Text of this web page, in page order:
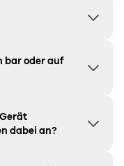
bar oder auf
dabei an?